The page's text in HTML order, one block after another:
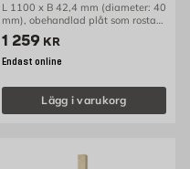
L 1100 x B 42,4 mm (diameter: 40
mm), obehandlad plåt som rostar
över tid
Pris 1259 kr
1 259 KR
Endast online
Lägg i varukorg